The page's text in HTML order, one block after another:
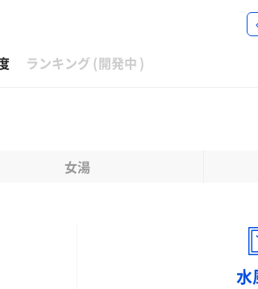
ランキング (開発中 )
女湯
水